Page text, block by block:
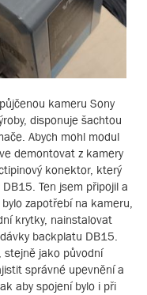
kameru Sony
disponuje šachtou
Abych mohl modul
demontovat z kamery
konektor, který
Ten jsem připojil a
zapotřebí na kameru,
krytky, nainstalovat
backplatu DB15.
stejně jako původní
správné upevnění a
aby spojení bylo i při